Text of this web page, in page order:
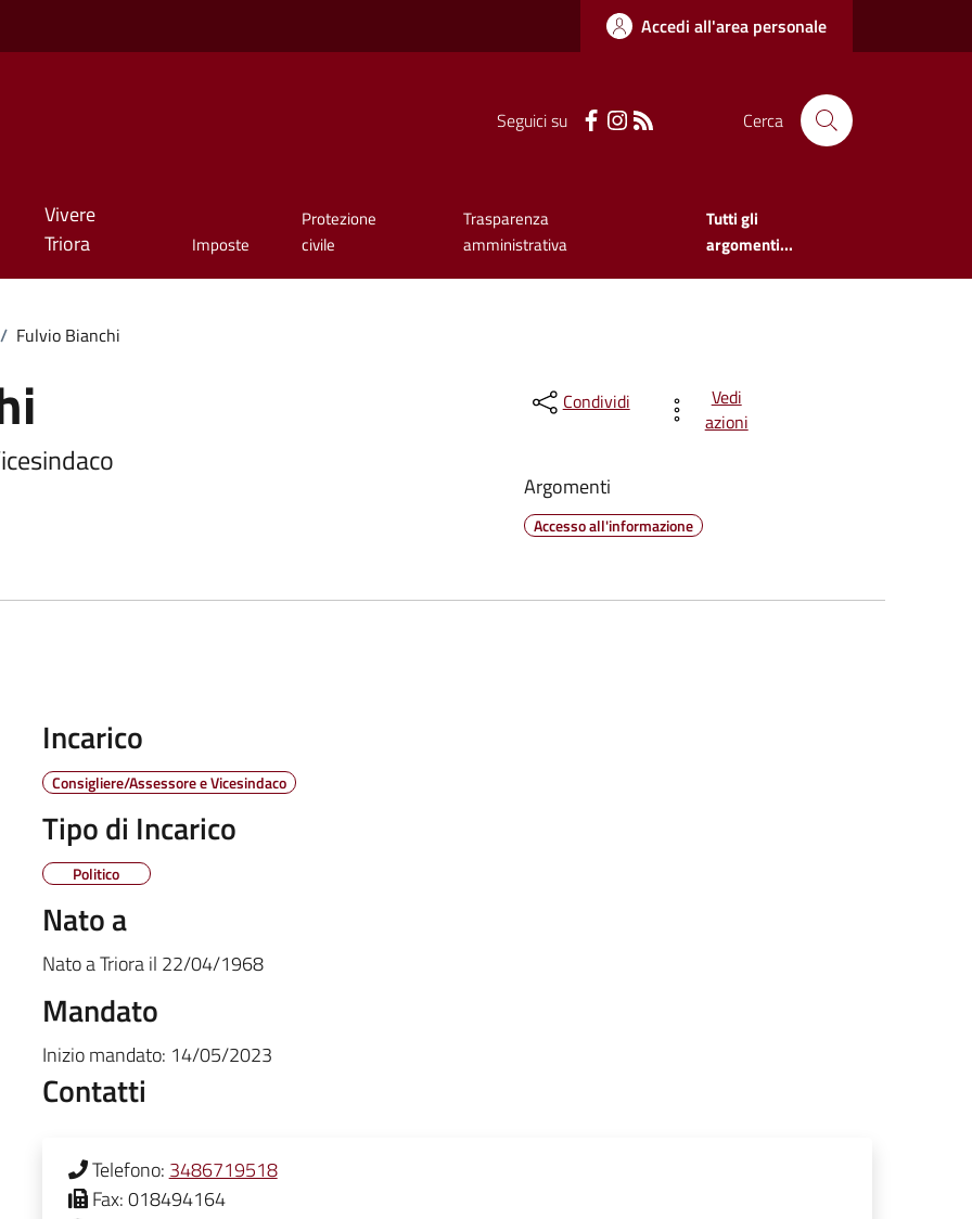
Accedi all'area personale
Seguici su Cerca
Vivere
Triora
Imposte
Protezione
civile
Trasparenza
amministrativa
Tutti gli
argomenti...
/ Fulvio Bianchi
Condividi
Vedi
azioni
Argomenti
Accesso all'informazione
Incarico
Consigliere/Assessore e Vicesindaco
Tipo di Incarico
Politico
Nato a
Nato aTriorail 22/04/1968
Mandato
Inizio mandato: 14/05/2023
Contatti
Telefono: 3486719518
Fax:018494164